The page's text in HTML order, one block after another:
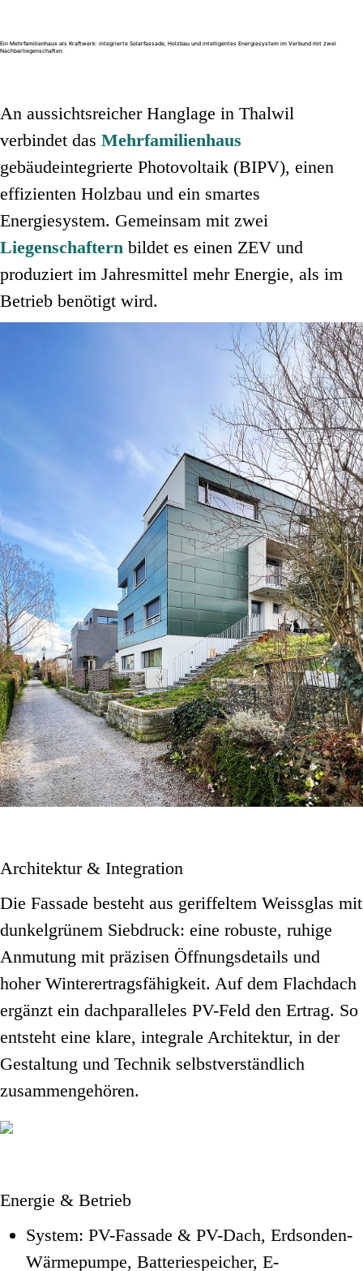
Ein Mehrfamilienhaus als Kraftwerk: integrierte Solarfassade, Holzbau und intelligentes Energiesystem im Verbund mit zwei
Nachbarliegenschaften.
An aussichtsreicher Hanglage in Thalwil
verbindet das Mehrfamilienhaus
gebäudeintegrierte Photovoltaik (BIPV), einen
effizienten Holzbau und ein smartes
Energiesystem. Gemeinsam mit zwei
Liegenschaftern bildet es einen ZEV und
produziert im Jahresmittel mehr Energie, als im
Betrieb benötigt wird.
Architektur & Integration
Die Fassade besteht aus geriffeltem Weissglas mit
dunkelgrünem Siebdruck: eine robuste, ruhige
Anmutung mit präzisen Öffnungsdetails und
hoher Winterertragsfähigkeit. Auf dem Flachdach
ergänzt ein dachparalleles PV-Feld den Ertrag. So
entsteht eine klare, integrale Architektur, in der
Gestaltung und Technik selbstverständlich
zusammengehören.
Energie & Betrieb
System: PV-Fassade & PV-Dach, Erdsonden-
Wärmepumpe, Batteriespeicher, E-